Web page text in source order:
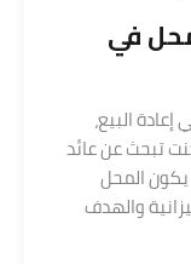
في
البيع،
تبحث عن عائد
المحل
والهدف